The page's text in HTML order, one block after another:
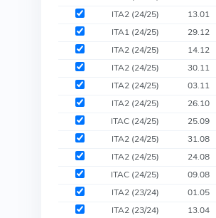
ITA2 (24/25) 13.01
ITA1 (24/25) 29.12
ITA2 (24/25) 14.12
ITA2 (24/25) 30.11
ITA2 (24/25) 03.11
ITA2 (24/25) 26.10
ITAC (24/25) 25.09
ITA2 (24/25) 31.08
ITA2 (24/25) 24.08
ITAC (24/25) 09.08
ITA2 (23/24) 01.05
ITA2 (23/24) 13.04